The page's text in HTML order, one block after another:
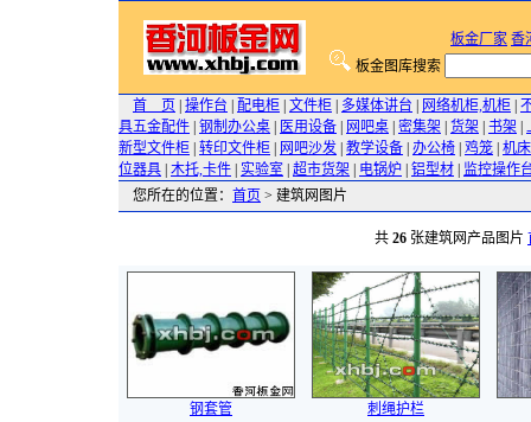
板金厂家 香
板金图库搜索
首 页 操作台 配电柜 文件柜 多媒体讲台 网络机柜,机柜
具五金配件 钢制办公桌 医用设备 网吧桌 密集架 货架 书架
新型文件柜 转印文件柜 网吧沙发 教学设备 办公椅 鸡笼 机
位器具 木托,卡件 实验室 超市货架 电锅炉 铝型材
监控操作
您所在的位置： 首页 > 建筑网图片
共 26 张建筑网产品图片
钢套管 刺绳护栏